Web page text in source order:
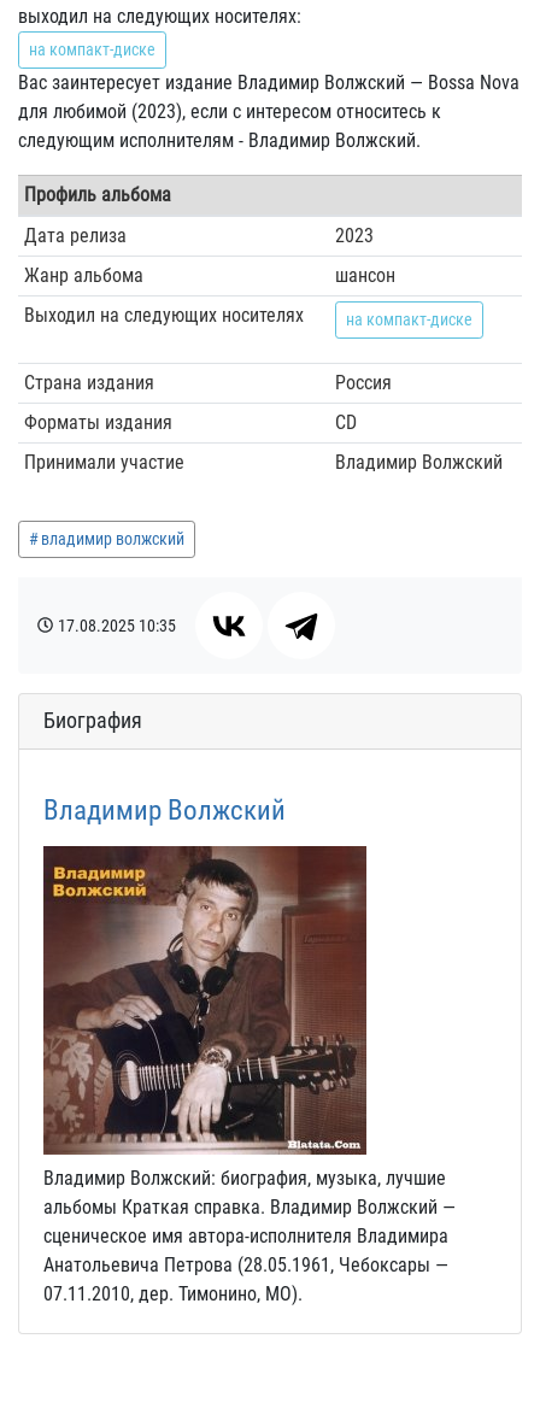
выходил на следующих носителях:
на компакт-диске
Вас заинтересует издание Владимир Волжский — Bossa Nova
для любимой (2023), если с интересом относитесь к
следующим исполнителям - Владимир Волжский.
Профиль альбома
Дата релиза
2023
Жанр альбома
шансон
Выходил на следующих носителях
на компакт-диске
Страна издания
Россия
Форматы издания
CD
Принимали участие
Владимир Волжский
владимир волжский
17.08.2025 10:35
Биография
Владимир Волжский
Владимир Волжский: биография, музыка, лучшие
альбомы Краткая справка. Владимир Волжский —
сценическое имя автора-исполнителя Владимира
Анатольевича Петрова (28.05.1961, Чебоксары —
07.11.2010, дер. Тимонино, МО).